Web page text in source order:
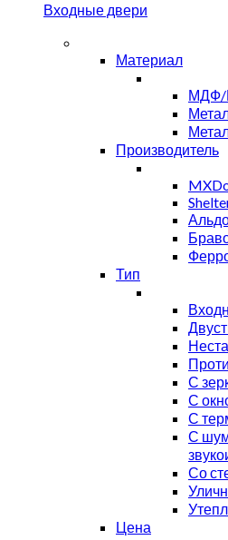
Входные двери
Материал
Производитель
Тип
С
С
С
С
Со
Цена